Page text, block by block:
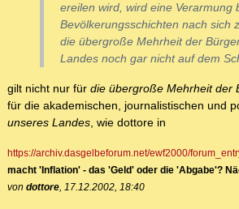
ereilen wird, wird eine Verarmung
Bevölkerungsschichten nach sich
die übergroße Mehrheit der
Landes noch gar nicht auf dem
gilt nicht nur für die übergroße Mehrheit der
für die akademischen, journalistischen und
unseres Landes, wie dottore in
https://archiv.dasgelbeforum.net/ewf2000/
macht 'Inflation' - das 'Geld' oder die 'Abgabe'?
von dottore , 17.12.2002, 18:40